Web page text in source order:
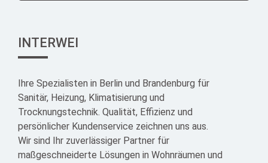
INTERWEI
Ihre Spezialisten in Berlin und Brandenburg für
Sanitär, Heizung, Klimatisierung und
Trocknungstechnik. Qualität, Effizienz und
persönlicher Kundenservice zeichnen uns aus.
Wir sind Ihr zuverlässiger Partner für
maßgeschneiderte Lösungen in Wohnräumen und